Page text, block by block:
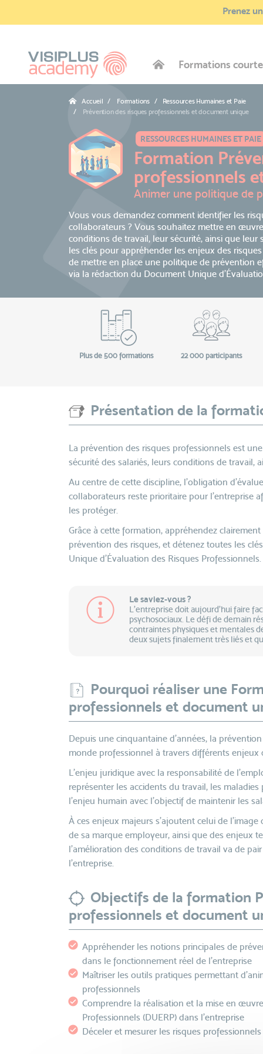
Prenez
Formations
Accueil
Formations / Ressources Humaines et Paie
Prévention des risques professionnels et document unique
RESSOURCES HUMAINES ET PAIE
Formation
professionnels
Animer une politique de
Vous vous demandez comment identifier les
collaborateurs ? Vous souhaitez mettre en
conditions de travail, leur sécurité, ainsi que
les clés pour appréhender les enjeux des
de mettre en place une politique de prévention
via la rédaction du Document Unique
Plus de 500 formations 22 000 participants
Présentation de la
La prévention des risques professionnels est
sécurité des salariés, leurs conditions de travail,
Au centre de cette discipline, l’obligation
collaborateurs reste prioritaire pour l’entreprise
les protéger.
Grâce à cette formation, appréhendez
prévention des risques, et détenez toutes les
Unique d’Évaluation des Risques Professionnels.
Le saviez-vous ?
L’entreprise doit aujourd’hui faire
psychosociaux. Le défi de demain
contraintes physiques et mentales
deux sujets finalement très liés et
Pourquoi réaliser une
professionnels et document
Depuis une cinquantaine d’années, la
monde professionnel à travers différents enjeux
L’enjeu juridique avec la responsabilité de
représenter les accidents du travail, les
l’enjeu humain avec l’objectif de maintenir les
À ces enjeux majeurs s’ajoutent celui de
de sa marque employeur, ainsi que des enjeux
l’amélioration des conditions de travail va de
l’entreprise.
Objectifs de la formation
professionnels et document
Appréhender les notions principales de
dans le fonctionnement réel de l’entreprise
Maîtriser les outils pratiques permettant
professionnels
Comprendre la réalisation et la mise en
Professionnels (DUERP) dans l’entreprise
Déceler et mesurer les risques professionnels